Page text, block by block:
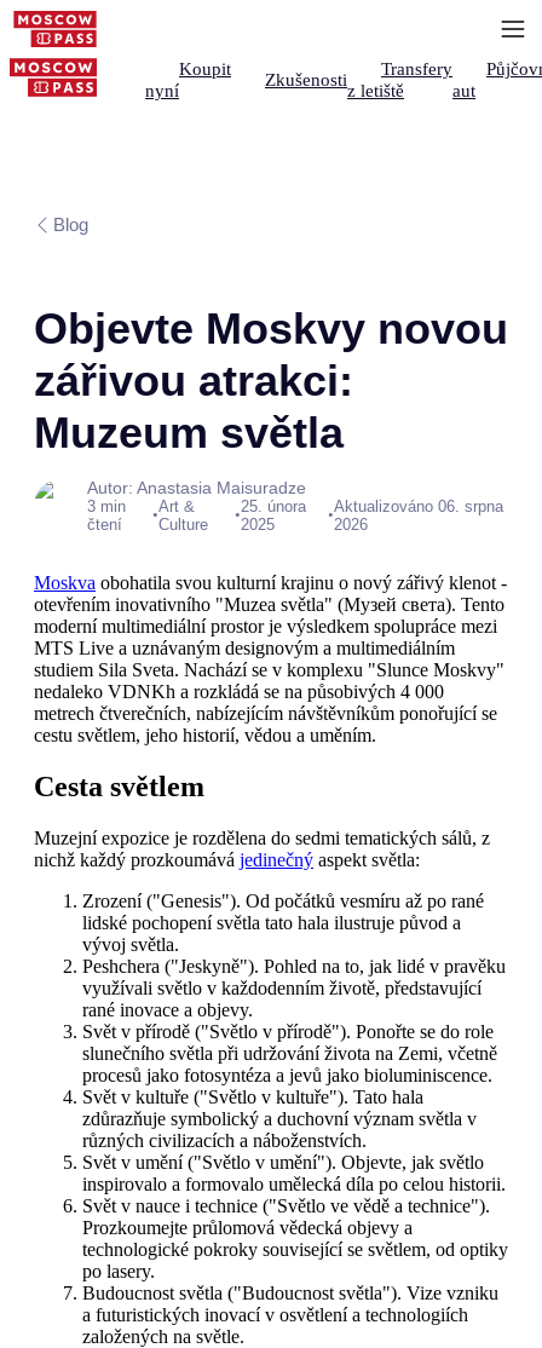
Koupit
nyní
Zkušenosti
Transfery
z letiště
aut
Blog
Objevte Moskvy novou
zářivou atrakci:
Muzeum světla
Autor: Anastasia Maisuradze
3 min
čtení
•Art &
Culture
•25. února
2025
•Aktualizováno 06. srpna
2026
Moskva obohatila svou kulturní krajinu o nový zářivý klenot -
otevřením inovativního "Muzea světla" (Музей света). Tento
moderní multimediální prostor je výsledkem spolupráce mezi
MTS Live a uznávaným designovým a multimediálním
studiem Sila Sveta. Nachází se v komplexu "Slunce Moskvy"
nedaleko VDNKh a rozkládá se na působivých 4 000
metrech čtverečních, nabízejícím návštěvníkům ponořující se
cestu světlem, jeho historií, vědou a uměním.
Cesta světlem
Muzejní expozice je rozdělena do sedmi tematických sálů, z
nichž každý prozkoumává jedinečný aspekt světla:
Zrození ("Genesis"). Od počátků vesmíru až po rané
lidské pochopení světla tato hala ilustruje původ a
vývoj světla.
Peshchera ("Jeskyně"). Pohled na to, jak lidé v pravěku
využívali světlo v každodenním životě, představující
rané inovace a objevy.
Svět v přírodě ("Světlo v přírodě"). Ponořte se do role
slunečního světla při udržování života na Zemi, včetně
procesů jako fotosyntéza a jevů jako bioluminiscence.
Svět v kultuře ("Světlo v kultuře"). Tato hala
zdůrazňuje symbolický a duchovní význam světla v
různých civilizacích a náboženstvích.
Svět v umění ("Světlo v umění"). Objevte, jak světlo
inspirovalo a formovalo umělecká díla po celou historii.
Svět v nauce i technice ("Světlo ve vědě a technice").
Prozkoumejte průlomová vědecká objevy a
technologické pokroky související se světlem, od optiky
po lasery.
Budoucnost světla ("Budoucnost světla"). Vize vzniku
a futuristických inovací v osvětlení a technologiích
založených na světle.